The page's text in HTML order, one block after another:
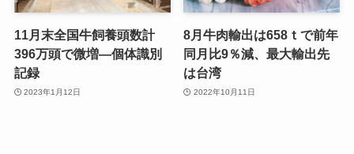
11月末全国牛飼養頭数計
396万頭で微増—個体識別
記録
2023年1月12日
8月牛肉輸出は658ｔで前年
同月比9％減、最大輸出先
は台湾
2022年10月11日